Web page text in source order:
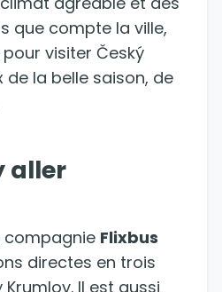
que compte la ville,
visiter Český
de la belle saison, de
aller
compagnie Flixbus
directes en trois
Il est aussi